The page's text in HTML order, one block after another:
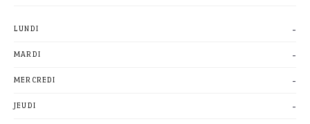
LUNDI -
MARDI -
MERCREDI -
JEUDI -